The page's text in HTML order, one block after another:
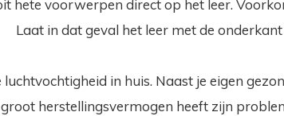
hete voorwerpen direct op het leer.
Laat in dat geval het leer met de
luchtvochtigheid in huis. Naast je eigen
herstellingsvermogen heeft zijn